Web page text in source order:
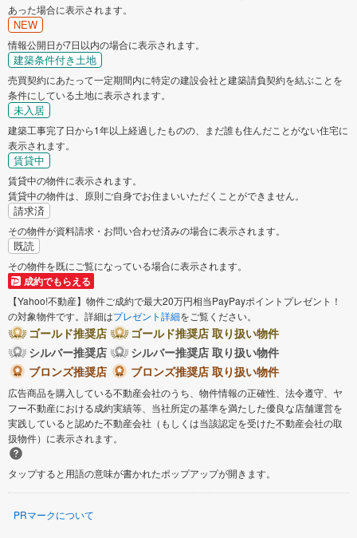
あった場合に表示されます。
NEW
情報公開日が7日以内の場合に表示されます。
建築条件付き土地
売買契約にあたって一定期間内に特定の建設会社と建築請負契約を結ぶことを
条件にしている土地に表示されます。
未入居
建築工事完了日から1年以上経過したものの、まだ誰も住んだことがない住宅に
表示されます。
賃貸中
賃貸中の物件に表示されます。
賃貸中の物件は、原則ご自身でお住まいいただくことができません。
請求済
その物件が資料請求・お問い合わせ済みの場合に表示されます。
既読
その物件を既にご覧になっている場合に表示されます。
成約でもらえる
【Yahoo!不動産】物件ご成約で最大20万円相当PayPayポイントプレゼント！
の対象物件です。詳細はプレゼント詳細をご覧ください。
ゴールド推奨店
ゴールド推奨店 取り扱い物件
シルバー推奨店
シルバー推奨店 取り扱い物件
ブロンズ推奨店
ブロンズ推奨店 取り扱い物件
広告商品を購入している不動産会社のうち、物件情報の正確性、法令遵守、ヤ
フー不動産における成約実績等、当社所定の基準を満たした優良な店舗運営を
実践していると認めた不動産会社（もしくは当該認定を受けた不動産会社の取
扱物件）に表示されます。
タップすると用語の意味が書かれたポップアップが開きます。
PRマークについて